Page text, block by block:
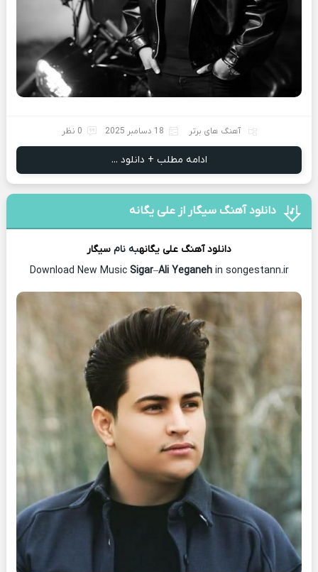
آهنگ های برتر 18 دسامبر 2025 0 نظر
ادامه مطلب + دانلود ...
دانلود آهنگ سیگار از علی یگانه
دانلود آهنگ علی یگانهبه نام سیگار
Download New Music Sigar–Ali Yeganehin songestann.ir